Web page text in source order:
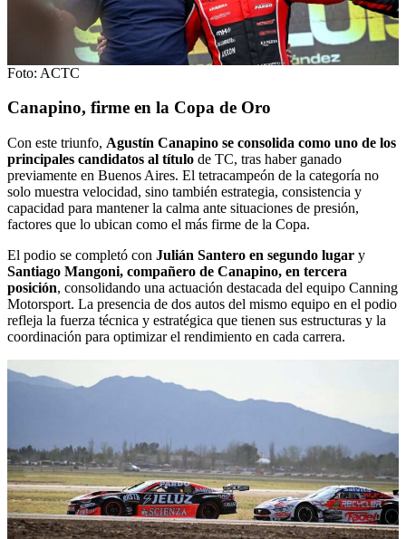
Foto: ACTC
Canapino, firme en la Copa de Oro
Con este triunfo, Agustín Canapino se consolida como uno de los
principales candidatos al título de TC, tras haber ganado
previamente en Buenos Aires. El tetracampeón de la categoría no
solo muestra velocidad, sino también estrategia, consistencia y
capacidad para mantener la calma ante situaciones de presión,
factores que lo ubican como el más firme de la Copa.
El podio se completó con Julián Santero en segundo lugar y
Santiago Mangoni, compañero de Canapino, en tercera
posición, consolidando una actuación destacada del equipo Canning
Motorsport. La presencia de dos autos del mismo equipo en el podio
refleja la fuerza técnica y estratégica que tienen sus estructuras y la
coordinación para optimizar el rendimiento en cada carrera.